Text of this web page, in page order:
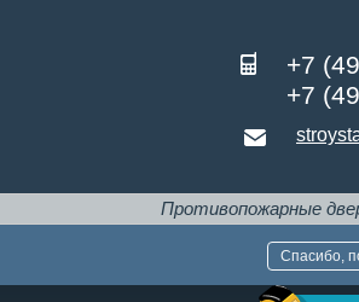
+7
+7
Противопожарные двери
Спасибо,